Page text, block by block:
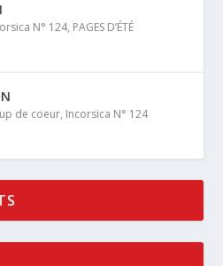
N° 124, PAGES D’ÉTÉ
de coeur, Incorsica N° 124